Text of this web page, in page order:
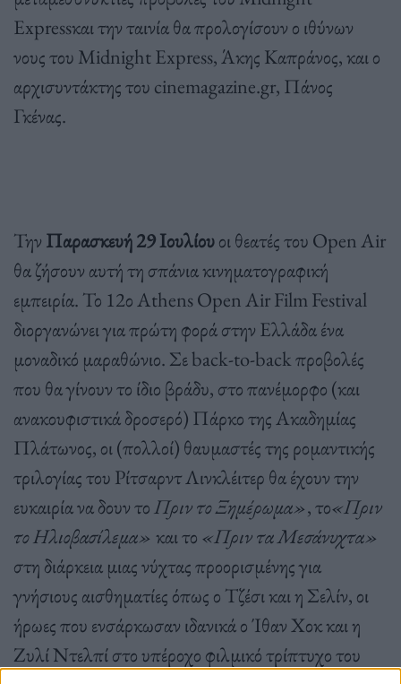
Expressκαι την ταινία θα προλογίσουν ο ιθύνων
νους του Midnight Express, Άκης Καπράνος, και ο
αρχισυντάκτης του cinemagazine.gr, Πάνος
Γκένας.
Την Παρασκευή 29 Ιουλίουοι θεατές του Open Air
θα ζήσουν αυτή τη σπάνια κινηματογραφική
εμπειρία. Το 12ο Athens Open Air Film Festival
διοργανώνει για πρώτη φορά στην Ελλάδα ένα
μοναδικό μαραθώνιο. Σε back-to-back προβολές
που θα γίνουν το ίδιο βράδυ, στο πανέμορφο (και
ανακουφιστικά δροσερό) Πάρκο της Ακαδημίας
Πλάτωνος, οι (πολλοί) θαυμαστές της ρομαντικής
τριλογίας του Ρίτσαρντ Λινκλέιτερ θα έχουν την
ευκαιρία να δουν τοΠριν το Ξημέρωμα», το«Πριν
το Ηλιοβασίλεμα» και το «Πριν τα Μεσάνυχτα»
στη διάρκεια μιας νύχτας προορισμένης για
γνήσιους αισθηματίες όπως ο Τζέσι και η Σελίν, οι
ήρωες που ενσάρκωσαν ιδανικά ο Ίθαν Χοκ και η
Ζυλί Ντελπί στο υπέροχο φιλμικό τρίπτυχο του